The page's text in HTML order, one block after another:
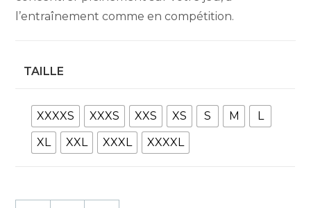
l’entraînement comme en compétition.
TAILLE
XXXXS XXXS XXS XS S M
L
XL
XXL XXXL XXXXL